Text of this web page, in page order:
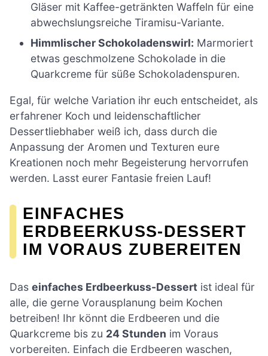
Gläser mit Kaffee-getränkten Waffeln für eine
abwechslungsreiche Tiramisu-Variante.
Himmlischer Schokoladenswirl: Marmoriert
etwas geschmolzene Schokolade in die
Quarkcreme für süße Schokoladenspuren.
Egal, für welche Variation ihr euch entscheidet, als
erfahrener Koch und leidenschaftlicher
Dessertliebhaber weiß ich, dass durch die
Anpassung der Aromen und Texturen eure
Kreationen noch mehr Begeisterung hervorrufen
werden. Lasst eurer Fantasie freien Lauf!
EINFACHES
ERDBEERKUSS-DESSERT
IM VORAUS ZUBEREITEN
Das einfaches Erdbeerkuss-Dessert ist ideal für
alle, die gerne Vorausplanung beim Kochen
betreiben! Ihr könnt die Erdbeeren und die
Quarkcreme bis zu 24 Stunden im Voraus
vorbereiten. Einfach die Erdbeeren waschen,